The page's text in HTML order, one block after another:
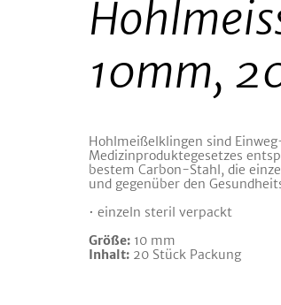
10mm,
Hohlmeißelklingen sind
Medizinproduktegesetzes
bestem Carbon-Stahl, die
und gegenüber den
• einzeln steril verpackt
Größe: 10 mm
Inhalt: 20 Stück Packung